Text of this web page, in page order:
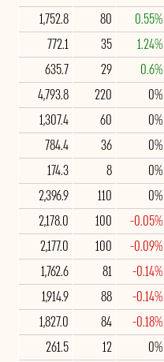
0.55%
80
1,752.8
1.24%
35
772.1
0.6%
29
635.7
0%
220
4,793.8
0%
60
1,307.4
0%
36
784.4
0%
8
174.3
0%
110
2,396.9
-0.05%
100
2,178.0
-0.09%
100
2,177.0
-0.14%
81
1,762.6
-0.14%
88
1,914.9
-0.18%
84
1,827.0
0%
12
261.5